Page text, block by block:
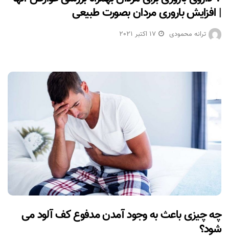
| افزایش باروری مردان بصورت طبیعی
ترانه محمودی 17 اکتبر 2021
چه چیزی باعث به وجود آمدن مدفوع کف آلود می
شود؟